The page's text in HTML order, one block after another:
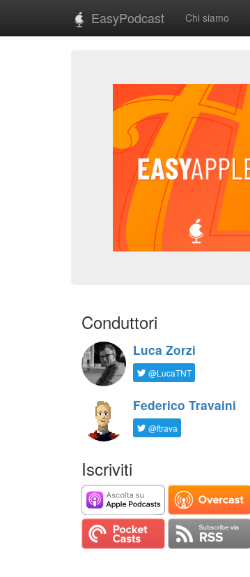
EasyPodcast Chi siamo
Conduttori
Luca Zorzi
@LucaTNT
Federico Travaini
@ftrava
Iscriviti